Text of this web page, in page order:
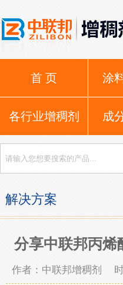
首 页 涂
各行业增稠剂 成
解决方案
分享中联邦丙烯
作者：中联邦增稠剂